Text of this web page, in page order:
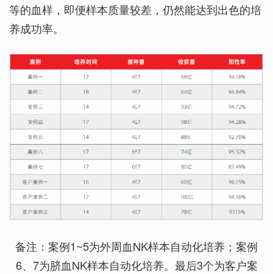
等的血样，即便样本质量较差，仍然能达到出色的培
养成功率。
备注：案例1~5为外周血NK样本自动化培养；案例
6、7为脐血NK样本自动化培养。最后3个为客户案